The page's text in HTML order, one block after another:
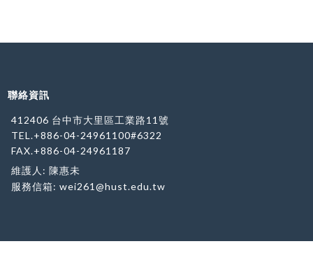
聯絡資訊
412406 台中市大里區工業路11號
TEL.+886-04-24961100#6322
FAX.+886-04-24961187
維護人: 陳惠未
服務信箱:wei261@hust.edu.tw